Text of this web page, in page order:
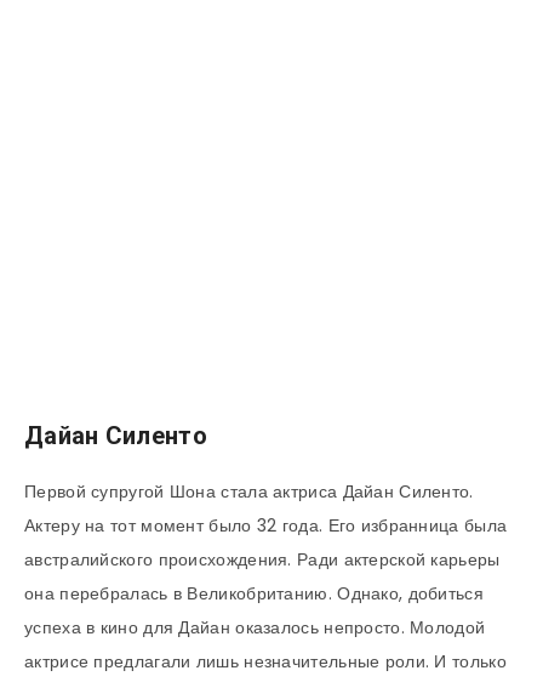
Дайан Силенто
Первой супругой Шона стала актриса Дайан Силенто.
Актеру на тот момент было 32 года. Его избранница была
австралийского происхождения. Ради актерской карьеры
она перебралась в Великобританию. Однако, добиться
успеха в кино для Дайан оказалось непросто. Молодой
актрисе предлагали лишь незначительные роли. И только